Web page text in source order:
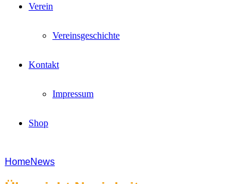
Verein
Vereinsgeschichte
Kontakt
Impressum
Shop
HomeNews